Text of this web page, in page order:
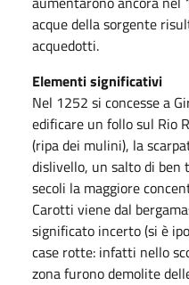
acque della sorgente
acquedotti.
Elementi significativi
Nel 1252 si concesse a
edificare un follo sul Rio
(ripa dei mulini), la
dislivello, un salto di
secoli la maggiore
Carotti viene dal
significato incerto (si è
case rotte: infatti nello
zona furono demolite